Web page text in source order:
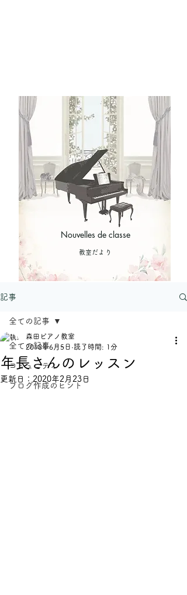
Nouvelles de classe
​教室だより
記事
全ての記事
コミュニティ
ブログ作成のヒント
全ての記事
年長さんのレッスン
森田ピアノ教室
2018年6月5日 読了時間: 1分
更新日： 2020年2月23日